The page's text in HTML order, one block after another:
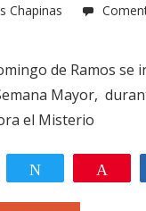
Chapinas
de Ramos se
Mayor,
el Misterio
Twittear